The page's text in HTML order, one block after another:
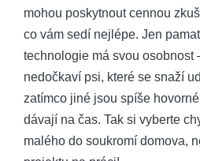
mohou poskytnout cennou
co vám sedí nejlépe. Jen
technologie má svou osobnost
nedočkaví psi, které se snaží
zatímco jiné jsou spíše
dávají na čas. Tak si vyberte
malého do soukromí domova,